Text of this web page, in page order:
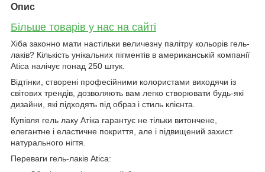
Опис
Більше товарів у нас на сайті
Хіба законно мати настільки величезну палітру кольорів гель-
лаків? Кількість унікальних пігментів в американській компанії
Atica налічує понад 250 штук.
Відтінки, створені професійними колористами виходячи із
світових трендів, дозволяють вам легко створювати будь-які
дизайни, які підходять під образ і стиль клієнта.
Купівля гель лаку Атіка гарантує не тільки витончене,
елегантне і еластичне покриття, але і підвищений захист
натурального нігтя.
Переваги гель-лаків Atica: